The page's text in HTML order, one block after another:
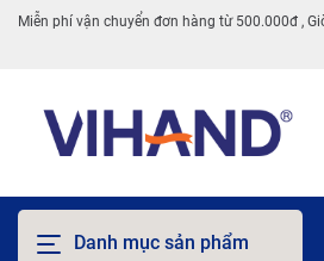
Miễn phí vận chuyển đơn hàng từ 500.000đ ,
Danh mục sản phẩm